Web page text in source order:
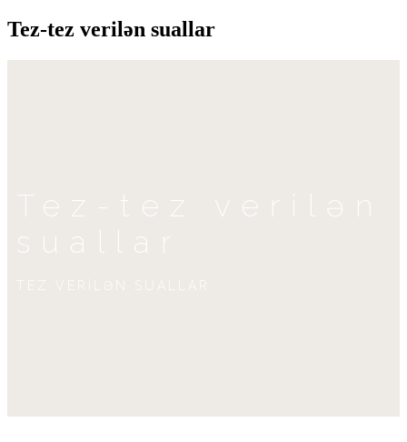
Tez-tez verilən suallar
Tez-tez verilən
suallar